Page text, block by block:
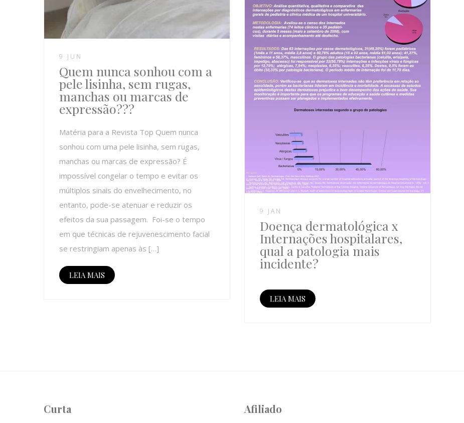
9 JUN
Quem nunca sonhou com a
pele lisinha, sem rugas,
manchas ou marcas de
expressão???
Matéria para a Revista Top Quem nunca
sonhou com uma pele lisinha, sem rugas,
manchas ou marcas de expressão? É
impossível congelar o tempo e evitar os
múltiplos sinais do envelhecimento, no
entanto, pode-se atenuar e reduzir os
efeitos da sua passagem. Foi-se o tempo
em que técnicas de rejuvenescimento facial
se restringiam apenas às […]
LEIA MAIS
9 JAN
Doença dermatológica x
Internações hospitalares,
qual a patologia mais
incidente?
LEIA MAIS
Curta Afiliado